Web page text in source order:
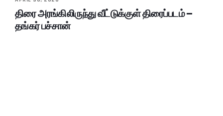
திரை அரங்கிலிருந்து வீட்டுக்குள் திரைப்படம் –
தங்கர் பச்சான்